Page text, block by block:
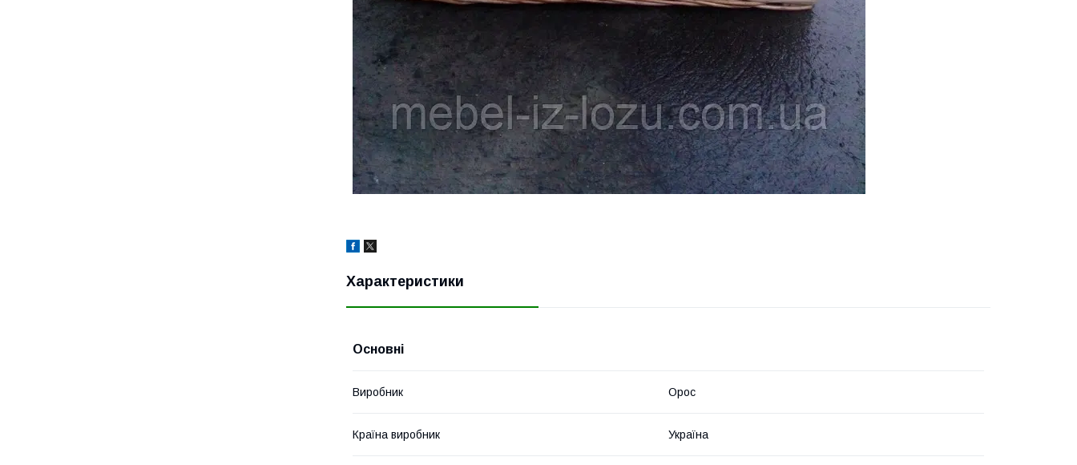
Характеристики
Основні
Виробник Орос
Країна виробник Україна